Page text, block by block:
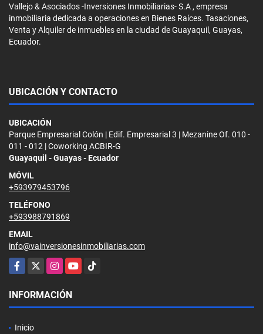
Vallejo & Asociados -Inversiones Inmobiliarias- S.A , empresa
inmobiliaria dedicada a operaciones en Bienes Raíces. Tasaciones,
Venta y Alquiler de inmuebles en la ciudad de Guayaquil, Guayas,
Ecuador.
UBICACIÓN Y CONTACTO
UBICACIÓN
Parque Empresarial Colón | Edif. Empresarial 3 | Mezanine Of. 010 -
011 - 012 | Coworking ACBIR-G
Guayaquil - Guayas - Ecuador
MÓVIL
+593979453796
TELÉFONO
+593988791869
EMAIL
info@vainversionesinmobiliarias.com
Facebook
X InstagramYouTubeTikTok
INFORMACIÓN
Inicio